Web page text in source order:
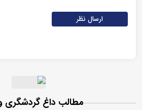
ارسال نظر
مطالب داغ گردشگری